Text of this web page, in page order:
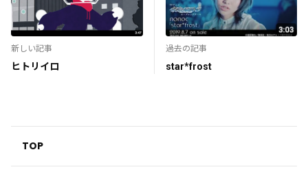
新しい記事
ヒトリイロ
過去の記事
star*frost
TOP